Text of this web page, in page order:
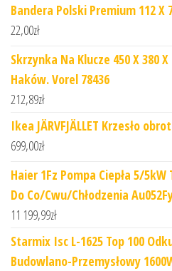
Bandera Polski Premium 112 X
22,00zł
Skrzynka Na Klucze 450 X 380
Haków. Vorel 78436
212,89zł
Ikea JÄRVFJÄLLET Krzesło
699,00zł
Haier 1Fz Pompa Ciepła 5/
Do Co/Cwu/Chłodzenia
11 199,99zł
Starmix Isc L-1625 Top 100
Budowlano-Przemysłowy